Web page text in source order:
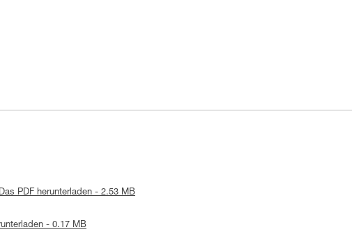
Das PDF herunterladen - 2.53 MB
- 0.17 MB